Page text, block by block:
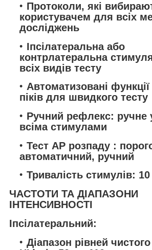
Протоколи, які
користувачем для всіх
досліджень
Іпсілатеральна або
контрлатеральна
всіх видів тесту
Автоматизовані
піків для швидкого тесту
Ручний рефлекс: ручне
всіма стимулами
Тест АР розпаду :
автоматичний, ручний
Тривалість стимулів:
ЧАСТОТИ ТА ДІАПАЗОНИ
ІНТЕНСИВНОСТІ
Іпсілатеральний:
Діапазон рівней